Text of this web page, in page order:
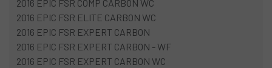
2016 EPIC FSR COMP CARBON WC
2016 EPIC FSR ELITE CARBON WC
2016 EPIC FSR EXPERT CARBON
2016 EPIC FSR EXPERT CARBON - WF
2016 EPIC FSR EXPERT CARBON WC